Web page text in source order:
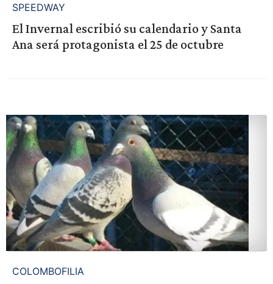
SPEEDWAY
El Invernal escribió su calendario y Santa
Ana será protagonista el 25 de octubre
COLOMBOFILIA